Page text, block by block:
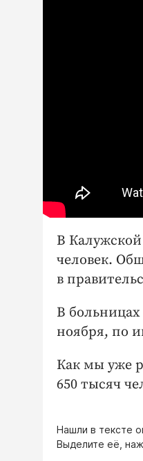
В Калужской
человек.
в
В больницах
ноября, по
Как мы уже
650 тысяч
Нашли в тексте
Выделите её,